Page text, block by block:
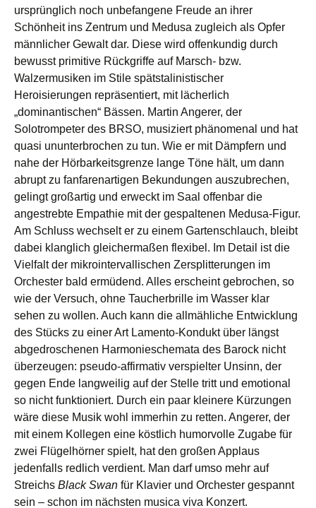
ursprünglich noch unbefangene Freude an ihrer
Schönheit ins Zentrum und Medusa zugleich als Opfer
männlicher Gewalt dar. Diese wird offenkundig durch
bewusst primitive Rückgriffe auf Marsch- bzw.
Walzermusiken im Stile spätstalinistischer
Heroisierungen repräsentiert, mit lächerlich
„dominantischen“ Bässen. Martin Angerer, der
Solotrompeter des BRSO, musiziert phänomenal und hat
quasi ununterbrochen zu tun. Wie er mit Dämpfern und
nahe der Hörbarkeitsgrenze lange Töne hält, um dann
abrupt zu fanfarenartigen Bekundungen auszubrechen,
gelingt großartig und erweckt im Saal offenbar die
angestrebte Empathie mit der gespaltenen Medusa-Figur.
Am Schluss wechselt er zu einem Gartenschlauch, bleibt
dabei klanglich gleichermaßen flexibel. Im Detail ist die
Vielfalt der mikrointervallischen Zersplitterungen im
Orchester bald ermüdend. Alles erscheint gebrochen, so
wie der Versuch, ohne Taucherbrille im Wasser klar
sehen zu wollen. Auch kann die allmähliche Entwicklung
des Stücks zu einer Art Lamento-Kondukt über längst
abgedroschenen Harmonieschemata des Barock nicht
überzeugen: pseudo-affirmativ verspielter Unsinn, der
gegen Ende langweilig auf der Stelle tritt und emotional
so nicht funktioniert. Durch ein paar kleinere Kürzungen
wäre diese Musik wohl immerhin zu retten. Angerer, der
mit einem Kollegen eine köstlich humorvolle Zugabe für
zwei Flügelhörner spielt, hat den großen Applaus
jedenfalls redlich verdient. Man darf umso mehr auf
Streichs Black Swan für Klavier und Orchester gespannt
sein ‒ schon im nächsten musica viva Konzert.